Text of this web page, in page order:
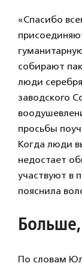
«Спасибо
собирают
люди
заводского
просьбы
Когда люди
недостает
участвуют в
пояснила
По словам